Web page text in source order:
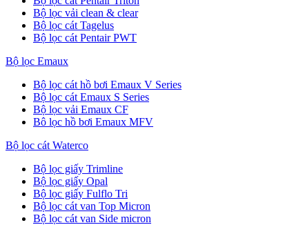
Bộ lọc vải clean & clear
Bộ lọc cát Tagelus
Bộ lọc cát Pentair PWT
Bộ lọc Emaux
Bộ lọc cát hồ bơi Emaux V Series
Bộ lọc cát Emaux S Series
Bộ lọc vải Emaux CF
Bô lọc hồ bơi Emaux MFV
Bộ lọc cát Waterco
Bộ lọc giấy Trimline
Bộ lọc giấy Opal
Bộ lọc giấy Fulflo Tri
Bộ lọc cát van Top Micron
Bộ lọc cát van Side micron